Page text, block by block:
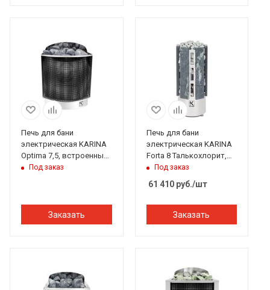
Печь для бани
электрическая KARINA
Optima 7,5, встроенный
пульт
Под заказ
Заказать
Печь для бани
электрическая KARINA
Forta 8 Талькохлорит,
закр.каменка,
выносной пульт
Под заказ
61 410руб./шт
Заказать